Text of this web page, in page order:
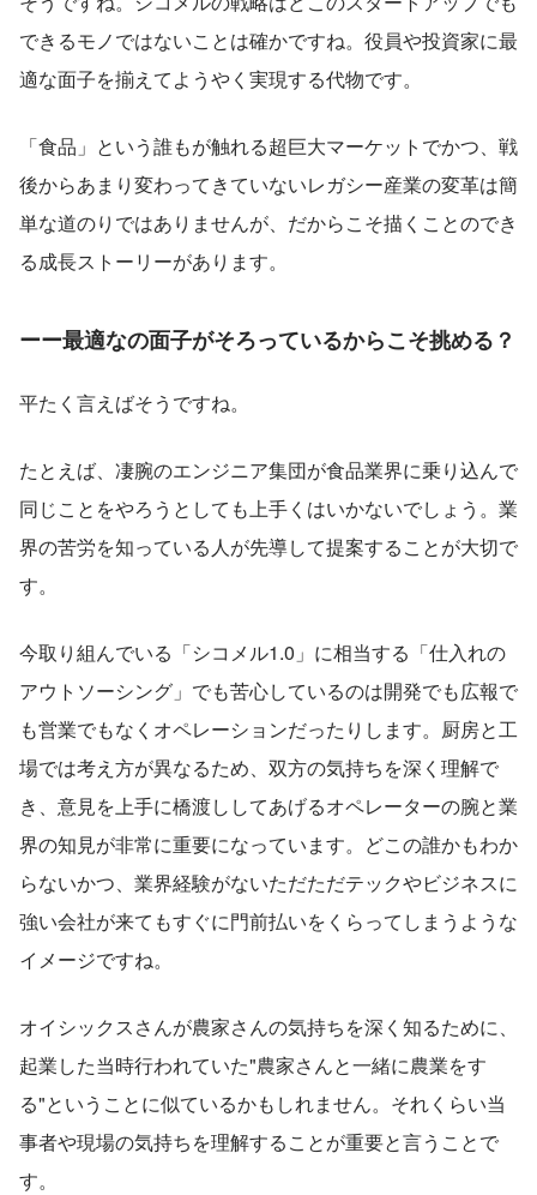
できるモノではないことは確かですね。役員や投資家に最
適な面子を揃えてようやく実現する代物です。
「食品」という誰もが触れる超巨大マーケットでかつ、戦
後からあまり変わってきていないレガシー産業の変革は簡
単な道のりではありませんが、だからこそ描くことのでき
る成長ストーリーがあります。
ーー最適なの面子がそろっているからこそ挑める？
平たく言えばそうですね。
たとえば、凄腕のエンジニア集団が食品業界に乗り込んで
同じことをやろうとしても上手くはいかないでしょう。業
界の苦労を知っている人が先導して提案することが大切で
す。
今取り組んでいる「シコメル1.0」に相当する「仕入れの
アウトソーシング」でも苦心しているのは開発でも広報で
も営業でもなくオペレーションだったりします。厨房と工
場では考え方が異なるため、双方の気持ちを深く理解で
き、意見を上手に橋渡ししてあげるオペレーターの腕と業
界の知見が非常に重要になっています。どこの誰かもわか
らないかつ、業界経験がないただただテックやビジネスに
強い会社が来てもすぐに門前払いをくらってしまうような
イメージですね。
オイシックスさんが農家さんの気持ちを深く知るために、
起業した当時行われていた"農家さんと一緒に農業をす
る"ということに似ているかもしれません。それくらい当
事者や現場の気持ちを理解することが重要と言うことで
す。